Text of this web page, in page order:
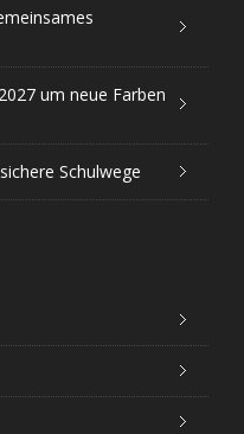
um neue Farben
Schulwege